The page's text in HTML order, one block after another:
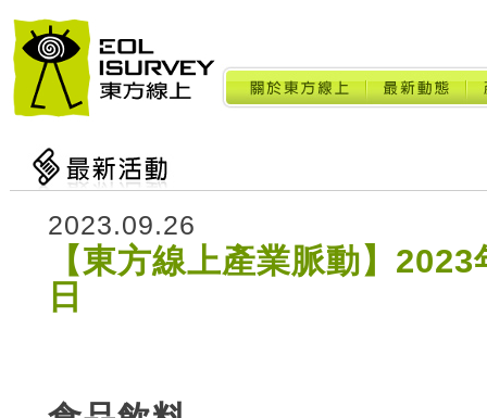
2023.09.26
【東方線上產業脈動】
日